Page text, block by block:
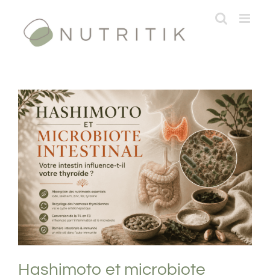
contenu
Hashimoto et microbiote intestinal :
votre intestin influence-t-il votre thyroïde
Pathologies digestives Physiologie
Hashimoto et microbiote